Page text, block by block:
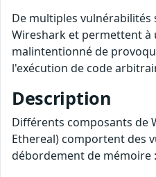
De multiples vulnérabilités
Wireshark et permettent
malintentionné de
l'exécution de code
Description
Différents composants de
Ethereal) comportent des
débordement de mémoire :